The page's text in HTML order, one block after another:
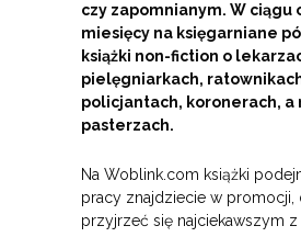
czy zapomnianym. W ciągu
miesięcy na księgarniane
książki non-fiction o
pielęgniarkach,
policjantach, koronerach, a
pasterzach.
Na Woblink.com książki
pracy znajdziecie w promocji,
przyjrzeć się najciekawszym z